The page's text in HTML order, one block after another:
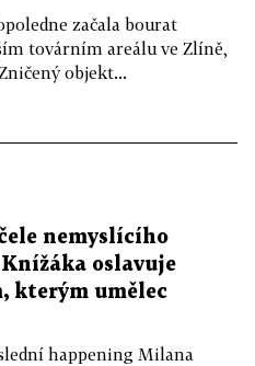
začala bourat
továrním areálu ve Zlíně,
objekt...
nemyslícího
oslavuje
kterým umělec
happening Milana